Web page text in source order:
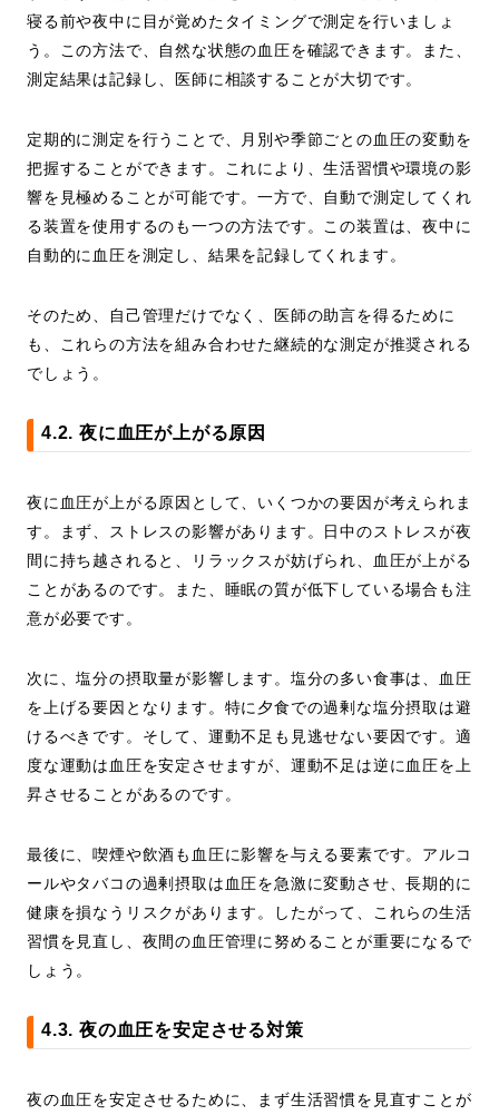
寝る前や夜中に目が覚めたタイミングで測定を行いましょ
う。この方法で、自然な状態の血圧を確認できます。また、
測定結果は記録し、医師に相談することが大切です。
定期的に測定を行うことで、月別や季節ごとの血圧の変動を
把握することができます。これにより、生活習慣や環境の影
響を見極めることが可能です。一方で、自動で測定してくれ
る装置を使用するのも一つの方法です。この装置は、夜中に
自動的に血圧を測定し、結果を記録してくれます。
そのため、自己管理だけでなく、医師の助言を得るために
も、これらの方法を組み合わせた継続的な測定が推奨される
でしょう。
4.2. 夜に血圧が上がる原因
夜に血圧が上がる原因として、いくつかの要因が考えられま
す。まず、ストレスの影響があります。日中のストレスが夜
間に持ち越されると、リラックスが妨げられ、血圧が上がる
ことがあるのです。また、睡眠の質が低下している場合も注
意が必要です。
次に、塩分の摂取量が影響します。塩分の多い食事は、血圧
を上げる要因となります。特に夕食での過剰な塩分摂取は避
けるべきです。そして、運動不足も見逃せない要因です。適
度な運動は血圧を安定させますが、運動不足は逆に血圧を上
昇させることがあるのです。
最後に、喫煙や飲酒も血圧に影響を与える要素です。アルコ
ールやタバコの過剰摂取は血圧を急激に変動させ、長期的に
健康を損なうリスクがあります。したがって、これらの生活
習慣を見直し、夜間の血圧管理に努めることが重要になるで
しょう。
4.3. 夜の血圧を安定させる対策
夜の血圧を安定させるために、まず生活習慣を見直すことが